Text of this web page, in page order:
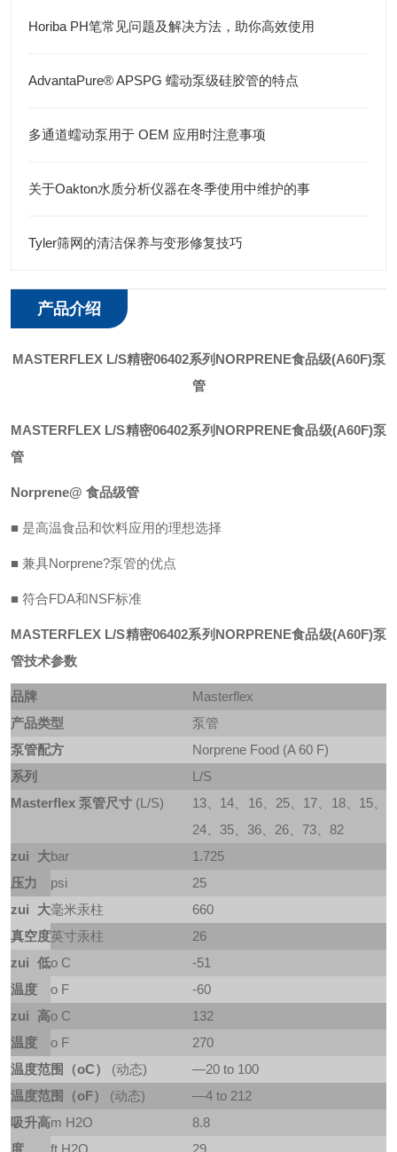
Horiba PH笔常见问题及解决方法，助你高效使用
AdvantaPure® APSPG 蠕动泵级硅胶管的特点
多通道蠕动泵用于 OEM 应用时注意事项
关于Oakton水质分析仪器在冬季使用中维护的事
Tyler筛网的清洁保养与变形修复技巧
产品介绍
MASTERFLEX L/S精密06402系列NORPRENE食品级(A60F)泵
管
MASTERFLEX L/S精密06402系列NORPRENE食品级(A60F)泵
管
Norprene@ 食品级管
■ 是高温食品和饮料应用的理想选择
■ 兼具Norprene?泵管的优点
■ 符合FDA和NSF标准
MASTERFLEX L/S精密06402系列NORPRENE食品级(A60F)泵
管技术参数
品牌
Masterflex
产品类型
泵管
泵管配方
Norprene Food (A 60 F)
系列
L/S
Masterflex 泵管尺寸 (L/S)
13、14、16、25、17、18、15、
24、35、36、26、73、82
zui大
压力
bar
1.725
psi
25
zui大
真空度
毫米汞柱
660
英寸汞柱
26
zui低
温度
o C
-51
o F
-60
zui高
温度
o C
132
o F
270
温度范围（oC） (动态)
—20 to 100
温度范围（oF） (动态)
—4 to 212
吸升高
度
m H2O
8.8
ft H2O
29